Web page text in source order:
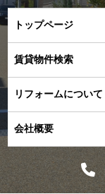
トップページ
賃貸物件検索
リフォームについて
会社概要